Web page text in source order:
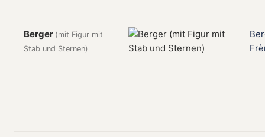
Berger (mit Figur mit
Stab und Sternen)